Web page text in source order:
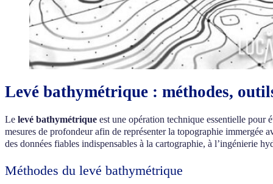
Levé bathymétrique : méthodes,
Le levé bathymétrique est une opération technique essentielle pour
mesures de profondeur afin de représenter la topographie immergée
des données fiables indispensables à la cartographie, à l’ingénierie
Méthodes du levé bathymétrique